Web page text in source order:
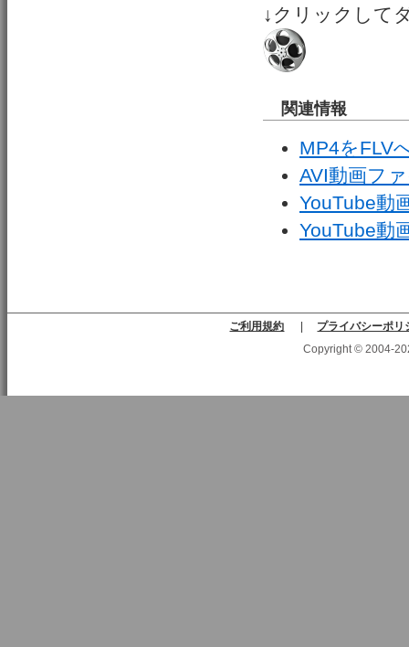
↓クリックして
関連情報
MP4をFLV
AVI動画フ
YouTube動
YouTube動
ご利用規約
プライバシーポリ
Copyright © 2004-